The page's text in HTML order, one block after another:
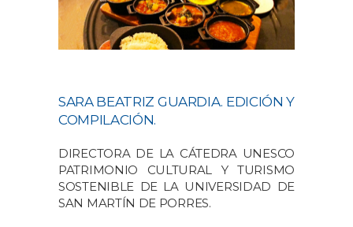
SARA BEATRIZ GUARDIA. EDICIÓN Y
COMPILACIÓN.
DIRECTORA DE LA CÁTEDRA UNESCO
PATRIMONIO CULTURAL Y TURISMO
SOSTENIBLE DE LA UNIVERSIDAD DE
SAN MARTÍN DE PORRES.